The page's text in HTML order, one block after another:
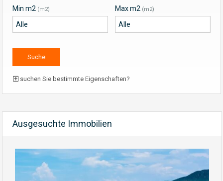
Min m2 (m2) Max m2 (m2)
suchen Sie bestimmte Eigenschaften?
Ausgesuchte Immobilien